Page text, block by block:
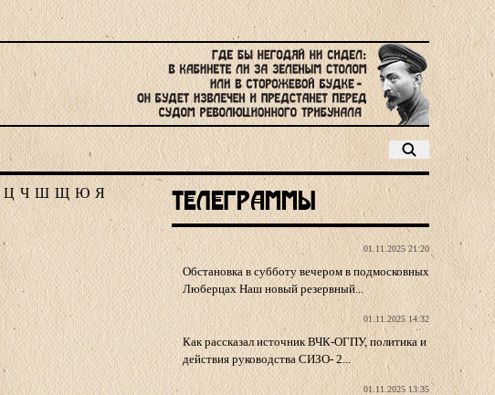
Ц Ч Ш Щ Ю Я Телеграммы
01.11.2025 21:20
Обстановка в субботу вечером в подмосковных
Люберцах Наш новый резервный...
01.11.2025 14:32
Как рассказал источник ВЧК-ОГПУ, политика и
действия руководства СИЗО- 2...
01.11.2025 13:35